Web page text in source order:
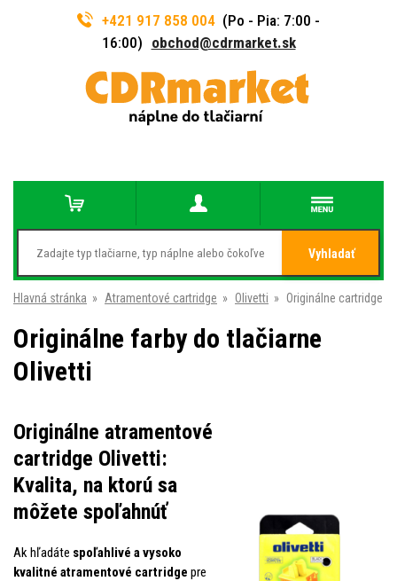
+421 917 858 004 (Po - Pia: 7:00 -
16:00) obchod@cdrmarket.sk
Vyhladať
Hlavná stránka » Atramentové cartridge » Olivetti » Originálne cartridge
Originálne farby do tlačiarne
Olivetti
Originálne atramentové
cartridge Olivetti:
Kvalita, na ktorú sa
môžete spoľahnúť
Ak hľadáte spoľahlivé a vysoko
kvalitné atramentové cartridge pre